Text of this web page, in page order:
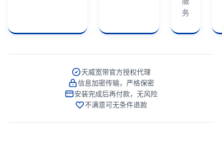
务
天威宽带官方授权代理
信息加密传输，严格保密
安装完成后再付款，无风险
不满意可无条件退款